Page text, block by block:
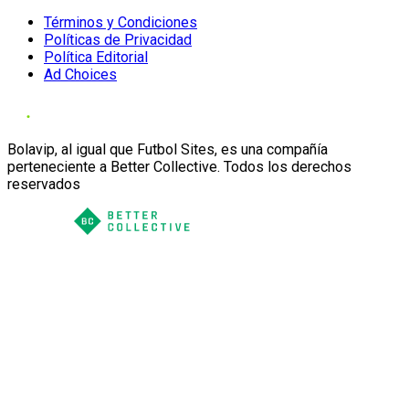
Términos y Condiciones
Políticas de Privacidad
Política Editorial
Ad Choices
Bolavip, al igual que Futbol Sites, es una compañía
perteneciente a Better Collective. Todos los derechos
reservados